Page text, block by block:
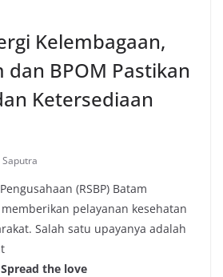
Kelembagaan,
dan BPOM Pastikan
Ketersediaan
Saputra
(RSBP) Batam
pelayanan kesehatan
Salah satu upayanya adalah
Spread the love